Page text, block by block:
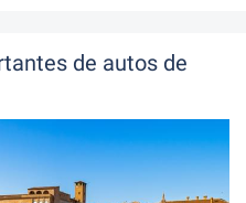
de autos de